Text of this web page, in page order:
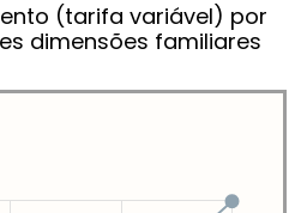
(tarifa variável) por
dimensões familiares